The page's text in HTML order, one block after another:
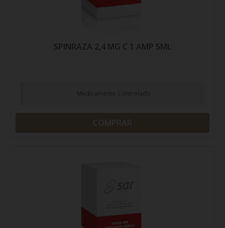
SPINRAZA 2,4 MG C 1 AMP 5ML
Medicamento Controlado